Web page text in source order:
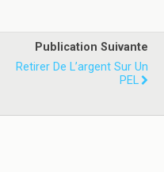
Publication Suivante
Retirer De L’argent Sur Un
PEL